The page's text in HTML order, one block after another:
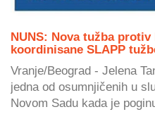
NUNS: Nova tužba protiv
koordinisane SLAPP
Vranje/Beograd - Jelena
jedna od osumnjičenih u
Novom Sadu kada je